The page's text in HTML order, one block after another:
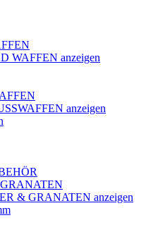
WAFFEN anzeigen
anzeigen
& GRANATEN anzeigen